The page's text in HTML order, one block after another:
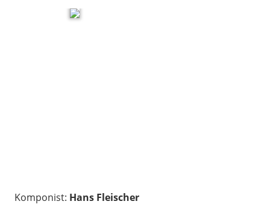
Komponist: Hans Fleischer